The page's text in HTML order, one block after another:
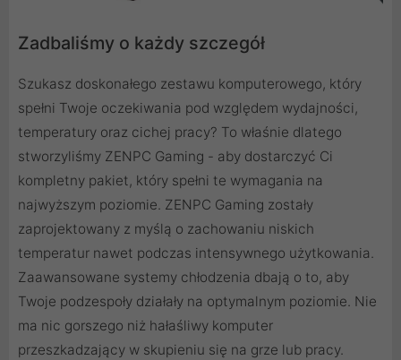
Zadbaliśmy o każdy szczegół
Szukasz doskonałego zestawu komputerowego, który
spełni Twoje oczekiwania pod względem wydajności,
temperatury oraz cichej pracy? To właśnie dlatego
stworzyliśmy ZENPC Gaming - aby dostarczyć Ci
kompletny pakiet, który spełni te wymagania na
najwyższym poziomie. ZENPC Gaming zostały
zaprojektowany z myślą o zachowaniu niskich
temperatur nawet podczas intensywnego użytkowania.
Zaawansowane systemy chłodzenia dbają o to, aby
Twoje podzespoły działały na optymalnym poziomie. Nie
ma nic gorszego niż hałaśliwy komputer
przeszkadzający w skupieniu się na grze lub pracy.